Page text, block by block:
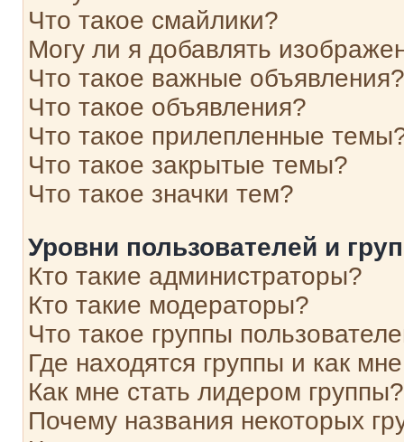
Что такое смайлики?
Могу ли я добавлять
Что такое важные объявления?
Что такое объявления?
Что такое прилепленные
Что такое закрытые темы?
Что такое значки тем?
Уровни пользователей и
Кто такие администраторы?
Кто такие модераторы?
Что такое группы
Где находятся группы и как
Как мне стать лидером группы?
Почему названия некоторых